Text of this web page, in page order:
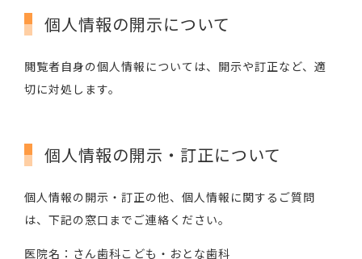
個人情報の開示について
閲覧者自身の個人情報については、開示や訂正など、適
切に対処します。
個人情報の開示・訂正について
個人情報の開示・訂正の他、個人情報に関するご質問
は、下記の窓口までご連絡ください。
医院名：さん歯科こども・おとな歯科